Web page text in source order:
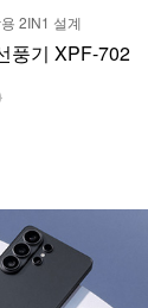
2IN1 설계
풍기 XPF-702